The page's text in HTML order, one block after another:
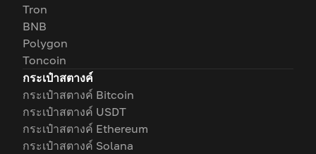
Tron
BNB
Polygon
Toncoin
กระเป๋าสตางค์
กระเป๋าสตางค์ Bitcoin
กระเป๋าสตางค์ USDT
กระเป๋าสตางค์ Ethereum
กระเป๋าสตางค์ Solana